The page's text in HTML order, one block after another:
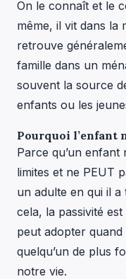
On le connaît et le
même, il vit dans la
retrouve
famille dans un
souvent la source
enfants ou les
Pourquoi l’enfant
Parce qu’un
limites et ne PEUT
un adulte en qui il
cela, la passivité
peut adopter
quelqu’un de plus
notre vie.